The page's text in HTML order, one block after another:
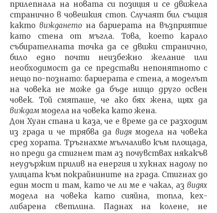
прилепнала на новата си позиция и се дви­жела
странично в човешкия стоп. Случаят бил същия
както виждането на бариерата на възприятие
като стена от мъгла. Това, което карало
събирателната точка да се движи странично,
било едно почти неизбежно желание или
необходимост да се представи непонятното с
нещо по-познато: бариерата е стена, а моделът
на чо­века не може да бъде нищо друго освен
човек. Той смяташе, че ако бях жена, щях да
виждам модела на чо­века като жена.
Дон Хуан стана и каза, че е време да се разходим
из града и че трябва давидя модела на човека
сред хората. Тръгнахме мълчаливо към площада,
но преди да стиг­нем там аз почувствах някакъв
неудържим прилив на енергия и хукнах надолу по
улицата към покрайнините на града. Стигнах до
един мост и там, като че ли ме е ча­кал, аз видях
модела на човека като сияйна, топла, кех­
либарена светлина. Паднах на колене, не